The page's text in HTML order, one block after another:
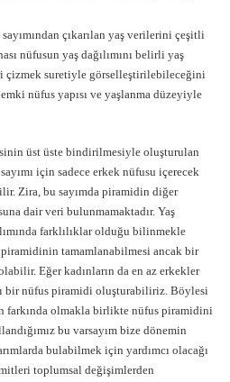
çıkarılan yaş verilerini çeşitli
nüfusun yaş dağılımını belirli yaş
çizmek suretiyle görselleştirilebileceğini
nüfus yapısı ve yaşlanma düzeyiyle
üst üste bindirilmesiyle oluşturulan
için sadece erkek nüfusu içerecek
Zira, bu sayımda piramidin diğer
dair veri bulunmamaktadır. Yaş
farklılıklar olduğu bilinmekle
tamamlanabilmesi ancak bir
Eğer kadınların da en az erkekler
bir nüfus piramidi oluşturabiliriz. Böylesi
farkında olmakla birlikte nüfus piramidini
bu varsayım bize dönemin
bulabilmek için yardımcı olacağı
toplumsal değişimlerden